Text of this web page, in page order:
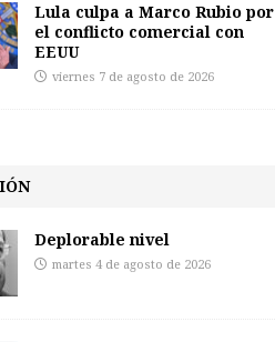
Lula culpa a Marco Rubio por
el conflicto comercial con
EEUU
viernes 7 de agosto de 2026
Deplorable nivel
martes 4 de agosto de 2026